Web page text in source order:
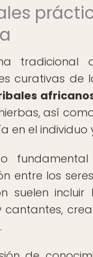
tradicional
curativas de
así
en el individuo
entre los
suelen
cantantes,